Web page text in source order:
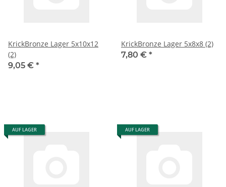
KrickBronze Lager 5x10x12
(2)
9,05 € *
KrickBronze Lager 5x8x8 (2)
7,80 € *
AUF LAGER AUF LAGER